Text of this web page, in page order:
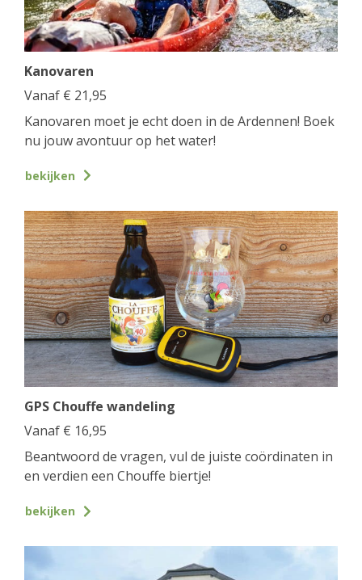
Kanovaren
Vanaf € 21,95
Kanovaren moet je echt doen in de Ardennen! Boek
nu jouw avontuur op het water!
bekijken
GPS Chouffe wandeling
Vanaf € 16,95
Beantwoord de vragen, vul de juiste coördinaten in
en verdien een Chouffe biertje!
bekijken